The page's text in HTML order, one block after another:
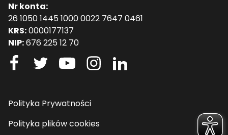
Nr konta:
26 1050 1445 1000 0022 7647 0461
KRS:0000177137
NIP:676 225 12 70
Polityka Prywatności
Polityka plików cookies